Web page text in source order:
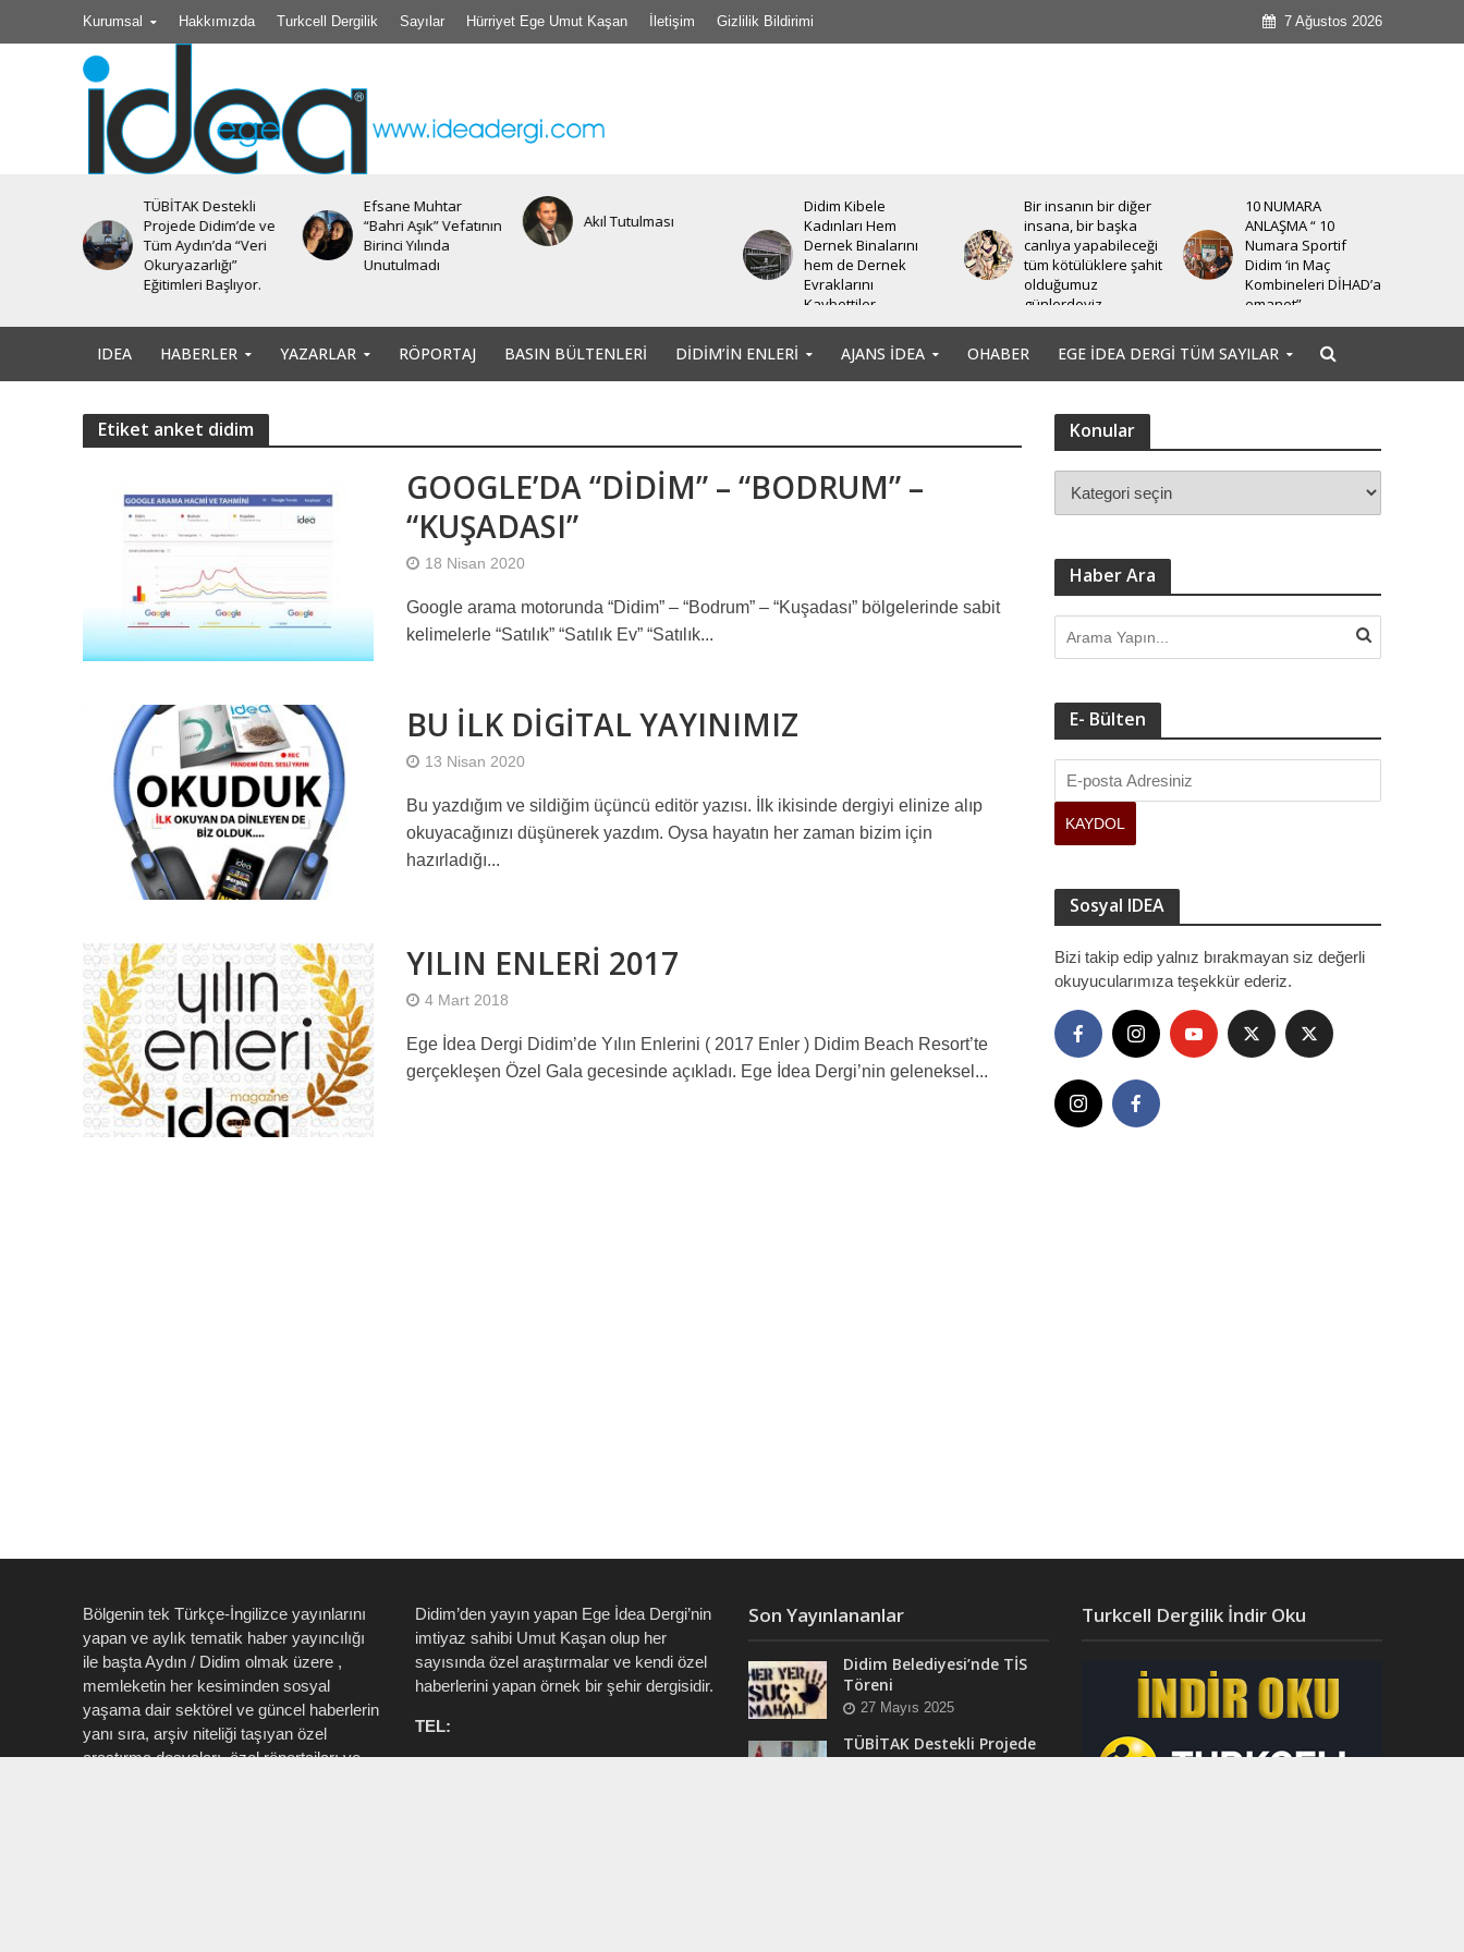
Kurumsal Hakkımızda Turkcell Dergilik Sayılar Hürriyet Ege Umut Kaşan İletişim Gizlilik Bildirimi 7 Ağustos 2026
TÜBİTAK Destekli
Projede Didim’de ve
Tüm Aydın’da “Veri
Okuryazarlığı”
Eğitimleri Başlıyor.
Efsane Muhtar
“Bahri Aşık” Vefatının
Birinci Yılında
Unutulmadı
Akıl Tutulması
Didim Kibele
Kadınları Hem
Dernek Binalarını
hem de Dernek
Evraklarını
Kaybettiler.
Bir insanın bir diğer
insana, bir başka
canlıya yapabileceği
tüm kötülüklere şahit
olduğumuz
günlerdeyiz.
10 NUMARA
ANLAŞMA “ 10
Numara Sportif
Didim ‘in Maç
Kombineleri DİHAD’a
emanet”
IDEA HABERLER YAZARLAR RÖPORTAJ BASIN BÜLTENLERI DIDIM’IN ENLERI AJANS İDEA OHABER EGE İDEA DERGI TÜM SAYILAR
Etiket anket didim
GOOGLE’DA “DİDİM” – “BODRUM” –
“KUŞADASI”
18 Nisan 2020
Google arama motorunda “Didim” – “Bodrum” – “Kuşadası” bölgelerinde sabit
kelimelerle “Satılık” “Satılık Ev” “Satılık...
BU İLK DİGİTAL YAYINIMIZ
13 Nisan 2020
Bu yazdığım ve sildiğim üçüncü editör yazısı. İlk ikisinde dergiyi elinize alıp
okuyacağınızı düşünerek yazdım. Oysa hayatın her zaman bizim için
hazırladığı...
YILIN ENLERİ 2017
4 Mart 2018
Ege İdea Dergi Didim’de Yılın Enlerini ( 2017 Enler ) Didim Beach Resort’te
gerçekleşen Özel Gala gecesinde açıkladı. Ege İdea Dergi’nin geleneksel...
Konular
Haber Ara
E- Bülten
Sosyal IDEA
Bizi takip edip yalnız bırakmayan siz değerli
okuyucularımıza teşekkür ederiz.
Bölgenin tek Türkçe-İngilizce yayınlarını
yapan ve aylık tematik haber yayıncılığı
ile başta Aydın / Didim olmak üzere ,
memleketin her kesiminden sosyal
yaşama dair sektörel ve güncel haberlerin
yanı sıra, arşiv niteliği taşıyan özel
araştırma dosyaları, özel röportajları ve
Didim’den yayın yapan Ege İdea Dergi’nin
imtiyaz sahibi Umut Kaşan olup her
sayısında özel araştırmalar ve kendi özel
haberlerini yapan örnek bir şehir dergisidir.
TEL:
Son Yayınlananlar
Didim Belediyesi’nde TİS
Töreni
27 Mayıs 2025
TÜBİTAK Destekli Projede
Didim’de ve Tüm Aydın’da
Turkcell Dergilik İndir Oku